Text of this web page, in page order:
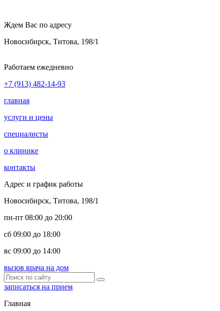
Ждем Вас по адресу
Новосибирск, Титова, 198/1
Работаем ежедневно
+7 (913) 482-14-93
главная
услуги и цены
специалисты
о клинике
контакты
Адрес и график работы
Новосибирск, Титова, 198/1
пн-пт 08:00 до 20:00
сб 09:00 до 18:00
вс 09:00 до 14:00
вызов врача на дом
записаться на прием
Главная